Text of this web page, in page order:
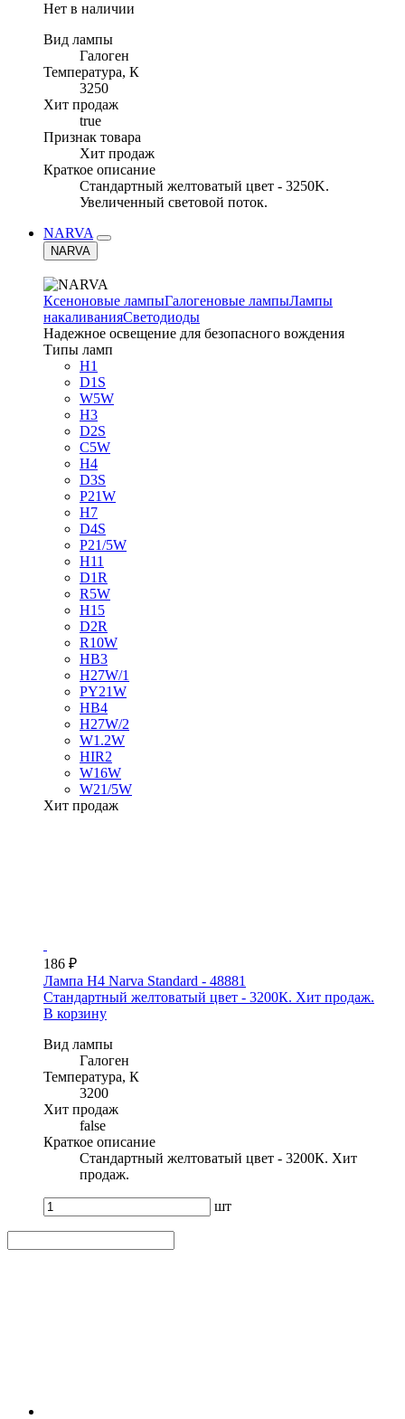
Нет в наличии
Вид лампы
Галоген
Температура, К
3250
Хит продаж
true
Признак товара
Хит продаж
Краткое описание
Стандартный желтоватый цвет - 3250K.
Увеличенный световой поток.
NARVA
NARVA
Ксеноновые лампыГалогеновые лампыЛампы
накаливанияСветодиоды
Надежное освещение для безопасного вождения
Типы ламп
H1
D1S
W5W
H3
D2S
C5W
H4
D3S
P21W
H7
D4S
P21/5W
H11
D1R
R5W
H15
D2R
R10W
HB3
H27W/1
PY21W
HB4
H27W/2
W1.2W
HIR2
W16W
W21/5W
Хит продаж
186 ₽
Лампа H4 Narva Standard - 48881
Стандартный желтоватый цвет - 3200К. Хит продаж.
В корзину
Вид лампы
Галоген
Температура, К
3200
Хит продаж
false
Краткое описание
Стандартный желтоватый цвет - 3200К. Хит
продаж.
шт